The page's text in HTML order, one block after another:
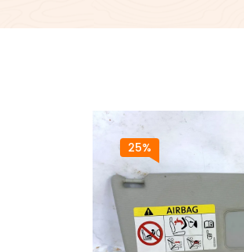
25%